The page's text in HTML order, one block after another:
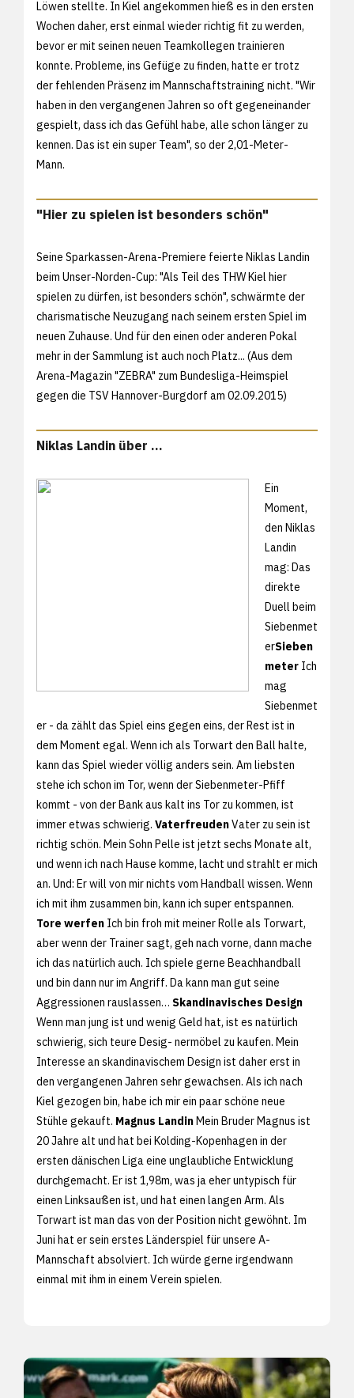
Löwen stellte. In Kiel angekommen hieß es in den ersten
Wochen daher, erst einmal wieder richtig fit zu werden,
bevor er mit seinen neuen Teamkollegen trainieren
konnte. Probleme, ins Gefüge zu finden, hatte er trotz
der fehlenden Präsenz im Mannschaftstraining nicht. "Wir
haben in den vergangenen Jahren so oft gegeneinander
gespielt, dass ich das Gefühl habe, alle schon länger zu
kennen. Das ist ein super Team", so der 2,01-Meter-
Mann.
"Hier zu spielen ist besonders schön"
Seine Sparkassen-Arena-Premiere feierte Niklas Landin
beim Unser-Norden-Cup: "Als Teil des THW Kiel hier
spielen zu dürfen, ist besonders schön", schwärmte der
charismatische Neuzugang nach seinem ersten Spiel im
neuen Zuhause. Und für den einen oder anderen Pokal
mehr in der Sammlung ist auch noch Platz... (Aus dem
Arena-Magazin "ZEBRA" zum Bundesliga-Heimspiel
gegen die TSV Hannover-Burgdorf am 02.09.2015)
Niklas Landin über ...
Ein
Moment,
den Niklas
Landin
mag: Das
direkte
Duell beim
Siebenmet
erSieben
meter Ich
mag
Siebenmet
er - da zählt das Spiel eins gegen eins, der Rest ist in
dem Moment egal. Wenn ich als Torwart den Ball halte,
kann das Spiel wieder völlig anders sein. Am liebsten
stehe ich schon im Tor, wenn der Siebenmeter-Pfiff
kommt - von der Bank aus kalt ins Tor zu kommen, ist
immer etwas schwierig. VaterfreudenVater zu sein ist
richtig schön. Mein Sohn Pelle ist jetzt sechs Monate alt,
und wenn ich nach Hause komme, lacht und strahlt er mich
an. Und: Er will von mir nichts vom Handball wissen. Wenn
ich mit ihm zusammen bin, kann ich super entspannen.
Tore werfen Ich bin froh mit meiner Rolle als Torwart,
aber wenn der Trainer sagt, geh nach vorne, dann mache
ich das natürlich auch. Ich spiele gerne Beachhandball
und bin dann nur im Angriff. Da kann man gut seine
Aggressionen rauslassen… Skandinavisches Design
Wenn man jung ist und wenig Geld hat, ist es natürlich
schwierig, sich teure Desig- nermöbel zu kaufen. Mein
Interesse an skandinavischem Design ist daher erst in
den vergangenen Jahren sehr gewachsen. Als ich nach
Kiel gezogen bin, habe ich mir ein paar schöne neue
Stühle gekauft. Magnus LandinMein Bruder Magnus ist
20 Jahre alt und hat bei Kolding-Kopenhagen in der
ersten dänischen Liga eine unglaubliche Entwicklung
durchgemacht. Er ist 1,98m, was ja eher untypisch für
einen Linksaußen ist, und hat einen langen Arm. Als
Torwart ist man das von der Position nicht gewöhnt. Im
Juni hat er sein erstes Länderspiel für unsere A-
Mannschaft absolviert. Ich würde gerne irgendwann
einmal mit ihm in einem Verein spielen.